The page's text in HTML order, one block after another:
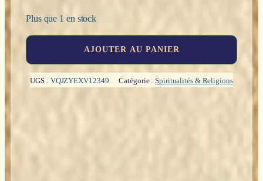
Plus que 1 en stock
leçons
sur
AJOUTER AU PANIER
UGS : VQJZYEXV12349 Catégorie :Spiritualités & Religions